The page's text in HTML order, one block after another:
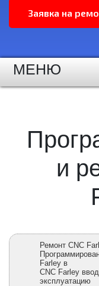
МЕНЮ
и
Ремонт CNC
Farley в
CNC Farley
эксплуатацию